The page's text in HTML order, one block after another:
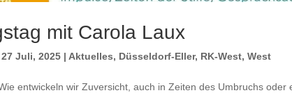
mit Carola Laux
27 Juli, 2025 | Aktuelles, Düsseldorf-Eller, RK-West,West
entwickeln wir Zuversicht, auch in Zeiten des Umbruchs